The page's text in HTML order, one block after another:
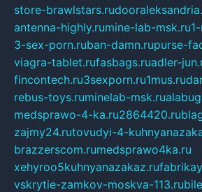
store-brawlstars.ru
antenna-highly.rumine-lab-msk.ru
3-sex-porn.ruban-damn.rupurse-
viagra-tablet.rufasbags.ruadler-
fincontech.ru3sexporn.ru1mus.ru
rebus-toys.ruminelab-msk.ru
medsprawo-4-ka.ru2864420.ru
zajmy24.rutovudyi-4-
brazzerscom.rumedsprawo4ka.ru
xehyroo5kuhnyanazakaz.ru
vskrytie-zamkov-moskva-113.ru